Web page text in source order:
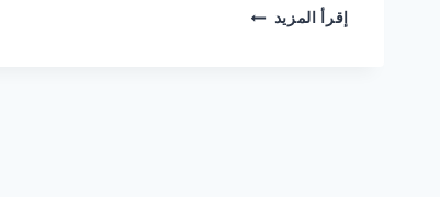
إقرأ المزيد شركة